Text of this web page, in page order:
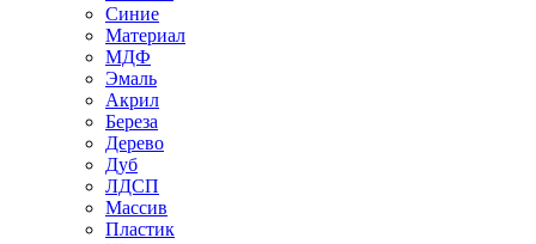
Синие
Материал
МДФ
Эмаль
Акрил
Береза
Дерево
Дуб
ЛДСП
Массив
Пластик